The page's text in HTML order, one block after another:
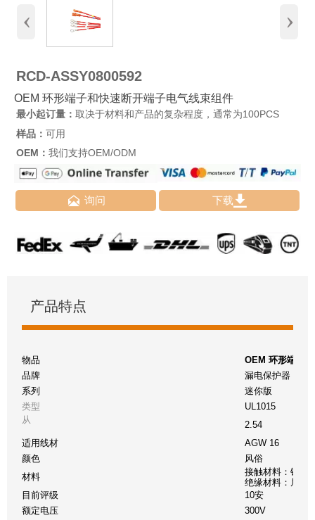
‹ ›
RCD-ASSY0800592
OEM 环形端子和快速断开端子电气线束组件
最小起订量： 取决于材料和产品的复杂程度，通常为100PCS
样品： 可用
OEM： 我们支持OEM/ODM
 询问 下载
产品特点
物品
OEM 环形端子
品牌
漏电保护器
系列
迷你版
类型
UL1015
从
2.54
适用线材
AGW 16
颜色
风俗
材料
接触材料：铜
绝缘材料：尼龙
目前评级
10安
额定电压
300V